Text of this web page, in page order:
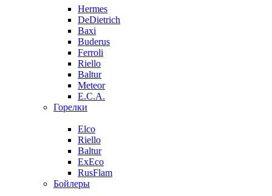
Hermes
DeDietrich
Baxi
Buderus
Ferroli
Riello
Baltur
Meteor
E.C.A.
Горелки
Elco
Riello
Baltur
ExEco
RusFlam
Бойлеры